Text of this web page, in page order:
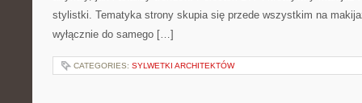
stylistki. Tematyka strony skupia się przede wszystkim na
wyłącznie do samego […]
CATEGORIES: SYLWETKI ARCHITEKTÓW